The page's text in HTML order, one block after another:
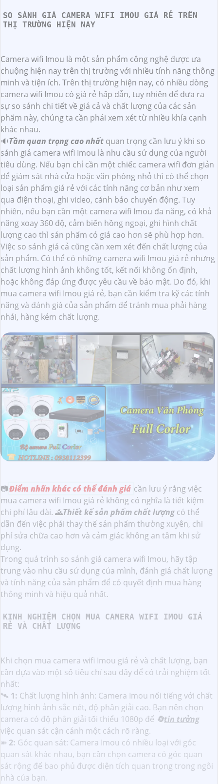
SO SÁNH GIÁ CAMERA WIFI IMOU GIÁ RẺ TRÊN
THỊ TRƯỜNG HIỆN NAY
Camera wifi Imou là một sản phẩm công nghệ được ưa
chuộng hiện nay trên thị trường với nhiều tính năng thông
minh và tiện ích. Trên thị trường hiện nay, có nhiều dòng
camera wifi Imou có giá rẻ hấp dẫn, tuy nhiên để đưa ra
sự so sánh chi tiết về giá cả và chất lượng của các sản
phẩm này, chúng ta cần phải xem xét từ nhiều khía cạnh
khác nhau.
🔉Tầm quan trọng cao nhất quan trọng cần lưu ý khi so
sánh giá camera wifi Imou là nhu cầu sử dụng của người
tiêu dùng. Nếu bạn chỉ cần một chiếc camera wifi đơn giản
để giám sát nhà cửa hoặc văn phòng nhỏ thì có thể chọn
loại sản phẩm giá rẻ với các tính năng cơ bản như xem
qua điện thoại, ghi video, cảnh báo chuyển động. Tuy
nhiên, nếu bạn cần một camera wifi Imou đa năng, có khả
năng xoay 360 độ, cảm biến hồng ngoại, ghi hình chất
lượng cao thì sản phẩm có giá cao hơn sẽ phù hợp hơn.
Việc so sánh giá cả cũng cần xem xét đến chất lượng của
sản phẩm. Có thể có những camera wifi Imou giá rẻ nhưng
chất lượng hình ảnh không tốt, kết nối không ổn định,
hoặc không đáp ứng được yêu cầu về bảo mật. Do đó, khi
mua camera wifi Imou giá rẻ, bạn cần kiểm tra kỹ các tính
năng và đánh giá của sản phẩm để tránh mua phải hàng
nhái, hàng kém chất lượng.
📷Điểm nhấn khác có thể đánh giá cần lưu ý rằng việc
mua camera wifi Imou giá rẻ không có nghĩa là tiết kiệm
chi phí lâu dài. 🌄Thiết kế sản phẩm chất lượng có thể
dẫn đến việc phải thay thế sản phẩm thường xuyên, chi
phí sửa chữa cao hơn và cảm giác không an tâm khi sử
dụng.
Trong quá trình so sánh giá camera wifi Imou, hãy tập
trung vào nhu cầu sử dụng của mình, đánh giá chất lượng
và tính năng của sản phẩm để có quyết định mua hàng
thông minh và hiệu quả nhất.
KINH NGHIỆM CHỌN MUA CAMERA WIFI IMOU GIÁ
RẺ VÀ CHẤT LƯỢNG
Khi chọn mua camera wifi Imou giá rẻ và chất lượng, bạn
cần dựa vào một số tiêu chí sau đây để có trải nghiệm tốt
nhất:
🛰 1: Chất lượng hình ảnh: Camera Imou nổi tiếng với chất
lượng hình ảnh sắc nét, độ phân giải cao. Bạn nên chọn
camera có độ phân giải tối thiểu 1080p để 🔄tin tưởng
việc quan sát cận cảnh một cách rõ ràng.
⤘ 2: Góc quan sát: Camera Imou có nhiều loại với góc
quan sát khác nhau, bạn cần chọn camera có góc quan
sát rộng để bao phủ được diện tích quan trọng trong ngôi
nhà của bạn.